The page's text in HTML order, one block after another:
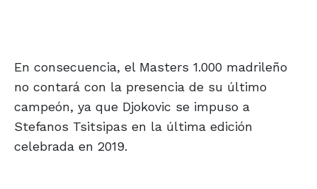
En consecuencia, el Masters 1.000 madrileño
no contará con la presencia de su último
campeón, ya que Djokovic se impuso a
Stefanos Tsitsipas en la última edición
celebrada en 2019.